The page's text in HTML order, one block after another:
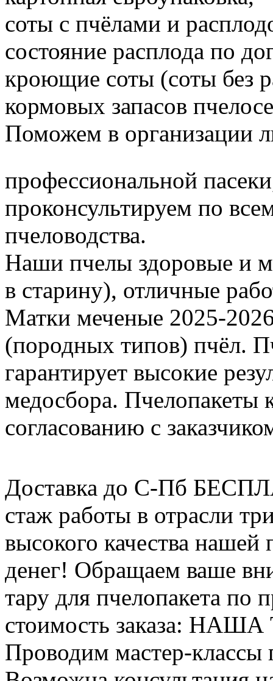
соты с пчёлами и
состояние расплода по
кроющие соты (соты без
кормовых запасов
Поможем в организации
профессиональной
проконсультируем по
пчеловодства.
Наши пчелы здоровые и
в старину), отличные
Матки меченые 2025-
(породных типов) пчёл.
гарантирует высокие
медосбора. Пчелопакеты
согласованию с
Доставка до С-Пб
стаж работы в отрасли
высокого качества
денег! Обращаем ваше
тару для пчелопакета по
стоимость заказа:
Проводим мастер-классы